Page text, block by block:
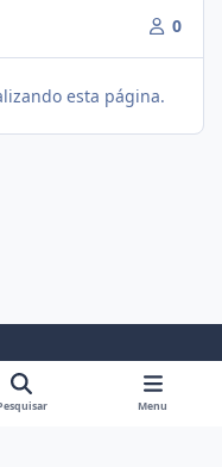
0
esta página.
i
Menu